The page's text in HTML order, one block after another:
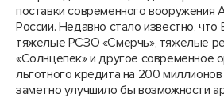
поставки современного вооружения
России. Недавно стало известно, что
тяжелые РСЗО «Смерчь», тяжелые
«Солнцепек» и другое современное
льготного кредита на 200
заметно улучшило бы возможности